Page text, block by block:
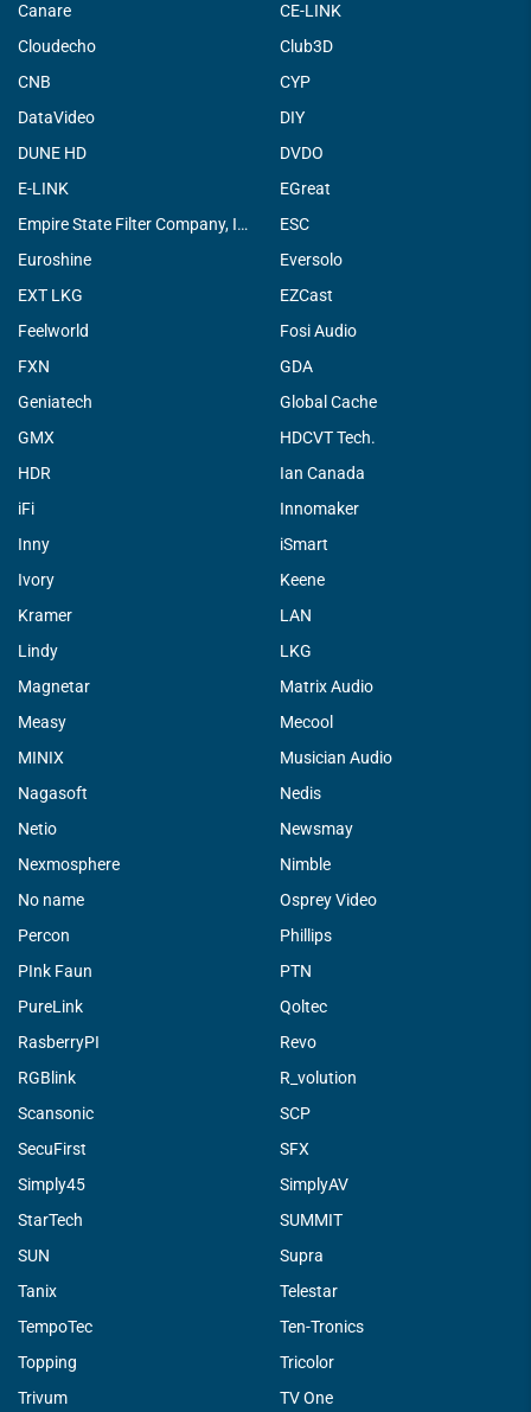
Canare
CE-LINK
Cloudecho
Club3D
CNB
CYP
DataVideo
DIY
DUNE HD
DVDO
E-LINK
EGreat
Empire State Filter Company, INC.
ESC
Euroshine
Eversolo
EXT LKG
EZCast
Feelworld
Fosi Audio
FXN
GDA
Geniatech
Global Cache
GMX
HDCVT Tech.
HDR
Ian Canada
iFi
Innomaker
Inny
iSmart
Ivory
Keene
Kramer
LAN
Lindy
LKG
Magnetar
Matrix Audio
Measy
Mecool
MINIX
Musician Audio
Nagasoft
Nedis
Netio
Newsmay
Nexmosphere
Nimble
No name
Osprey Video
Percon
Phillips
PInk Faun
PTN
PureLink
Qoltec
RasberryPI
Revo
RGBlink
R_volution
Scansonic
SCP
SecuFirst
SFX
Simply45
SimplyAV
StarTech
SUMMIT
SUN
Supra
Tanix
Telestar
TempoTec
Ten-Tronics
Topping
Tricolor
Trivum
TV One